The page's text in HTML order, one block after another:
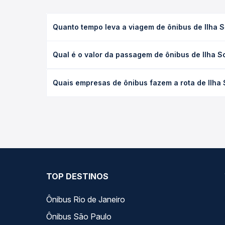
Quanto tempo leva a viagem de ônibus de Ilha
leito) e as condições de tráfego. Na Quero
Qual é o valor da passagem de ônibus de Ilha
antecedência da compra. Na Quero Passagem
Quais empresas de ônibus fazem a rota de Ilha
TOP DESTINOS
Ônibus Rio de Janeiro
Ônibus São Paulo